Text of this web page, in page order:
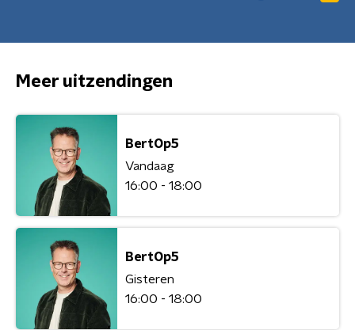
Meer uitzendingen
BertOp5
Vandaag
16:00 - 18:00
BertOp5
Gisteren
16:00 - 18:00